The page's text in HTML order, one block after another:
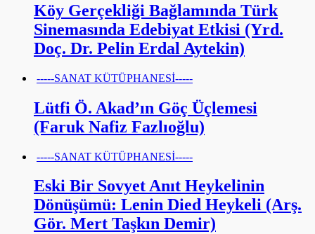
Köy Gerçekliği Bağlamında Türk
Sinemasında Edebiyat Etkisi (Yrd.
Doç. Dr. Pelin Erdal Aytekin)
-----SANAT KÜTÜPHANESİ-----
Lütfi Ö. Akad’ın Göç Üçlemesi
(Faruk Nafiz Fazlıoğlu)
-----SANAT KÜTÜPHANESİ-----
Eski Bir Sovyet Anıt Heykelinin
Dönüşümü: Lenin Died Heykeli (Arş.
Gör. Mert Taşkın Demir)